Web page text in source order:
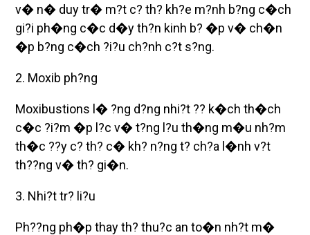
v� n� duy tr� m?t c? th? kh?e m?nh b?ng c�ch
gi?i ph�ng c�c d�y th?n kinh b? �p v� ch�n
�p b?ng c�ch ?i?u ch?nh c?t s?ng.
2. Moxib ph?ng
Moxibustions l� ?ng d?ng nhi?t ?? k�ch th�ch
c�c ?i?m �p l?c v� t?ng l?u th�ng m�u nh?m
th�c ??y c? th? c� kh? n?ng t? ch?a l�nh v?t
th??ng v� th? gi�n.
3. Nhi?t tr? li?u
Ph??ng ph�p thay th? thu?c an to�n nh?t m�